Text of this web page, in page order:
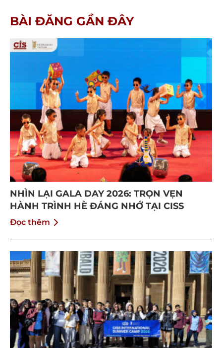
BÀI ĐĂNG GẦN ĐÂY
NHÌN LẠI GALA DAY 2026: TRỌN VẸN
HÀNH TRÌNH HÈ ĐÁNG NHỚ TẠI CISS
Đọc thêm